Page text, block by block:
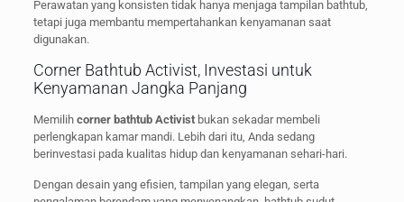
Perawatan yang konsisten tidak hanya menjaga tampilan bathtub,
tetapi juga membantu mempertahankan kenyamanan saat
digunakan.
Corner Bathtub Activist, Investasi untuk
Kenyamanan Jangka Panjang
Memilih corner bathtub Activistbukan sekadar membeli
perlengkapan kamar mandi. Lebih dari itu, Anda sedang
berinvestasi pada kualitas hidup dan kenyamanan sehari-hari.
Dengan desain yang efisien, tampilan yang elegan, serta